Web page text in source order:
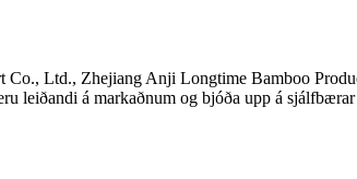
Ltd., Zhejiang Anji Longtime Bamboo
leiðandi á markaðnum og bjóða upp á